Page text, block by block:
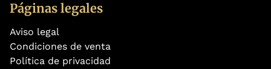
Páginas legales
Aviso legal
Condiciones de venta
Política de privacidad